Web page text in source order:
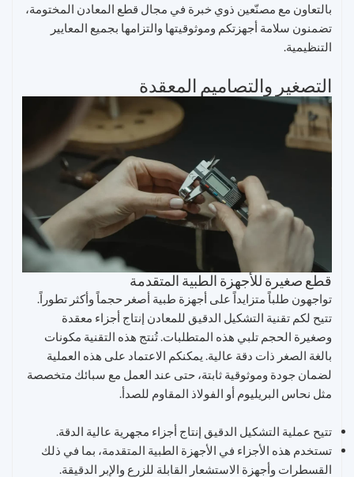
بالتعاون مع مصنّعين ذوي خبرة في مجال قطع المعادن المختومة،
تضمنون سلامة أجهزتكم وموثوقيتها والتزامها بجميع المعايير
التنظيمية.
التصغير والتصاميم المعقدة
قطع صغيرة للأجهزة الطبية المتقدمة
تواجهون طلباً متزايداً على أجهزة طبية أصغر حجماً وأكثر تطوراً.
تتيح لكم تقنية التشكيل الدقيق للمعادن إنتاج أجزاء معقدة
وصغيرة الحجم تلبي هذه المتطلبات. تُنتج هذه التقنية مكونات
بالغة الصغر ذات دقة عالية. يمكنكم الاعتماد على هذه العملية
لضمان جودة وموثوقية ثابتة، حتى عند العمل مع سبائك متخصصة
مثل نحاس البريليوم أو الفولاذ المقاوم للصدأ.
تتيح عملية التشكيل الدقيق إنتاج أجزاء مجهرية عالية الدقة.
تستخدم هذه الأجزاء في الأجهزة الطبية المتقدمة، بما في ذلك
القسطرات وأجهزة الاستشعار القابلة للزرع والإبر الدقيقة.